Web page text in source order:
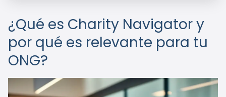
¿Qué es Charity Navigator y
por qué es relevante para tu
ONG?